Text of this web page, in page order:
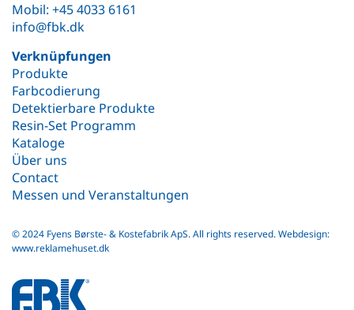
Mobil: +45 4033 6161
info@fbk.dk
Verknüpfungen
Produkte
Farbcodierung
Detektierbare Produkte
Resin-Set Programm
Kataloge
Über uns
Contact
Messen und Veranstaltungen
© 2024 Fyens Børste- & Kostefabrik ApS. All rights reserved.Webdesign:
www.reklamehuset.dk
fbk